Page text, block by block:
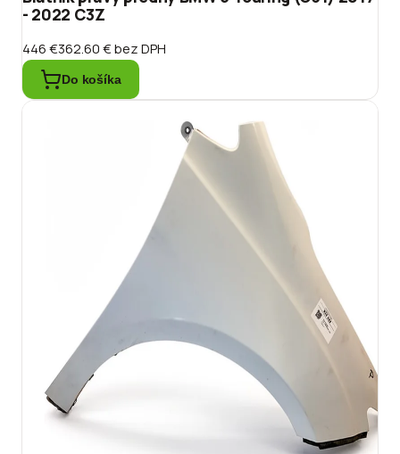
- 2022 C3Z
446 €362.60 €bez DPH
Do košíka